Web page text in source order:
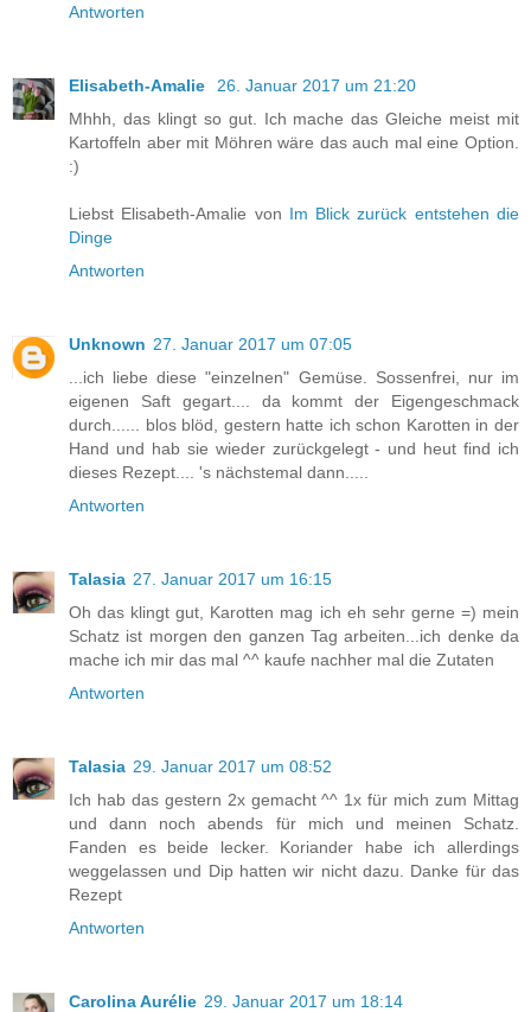
Antworten
Elisabeth-Amalie
26. Januar 2017 um 21:20
Mhhh, das klingt so gut. Ich mache das Gleiche meist mit
Kartoffeln aber mit Möhren wäre das auch mal eine Option.
:)
Liebst Elisabeth-Amalie von Im Blick zurück entstehen die
Dinge
Antworten
Unknown 27. Januar 2017 um 07:05
...ich liebe diese "einzelnen" Gemüse. Sossenfrei, nur im
eigenen Saft gegart.... da kommt der Eigengeschmack
durch...... blos blöd, gestern hatte ich schon Karotten in der
Hand und hab sie wieder zurückgelegt - und heut find ich
dieses Rezept.... 's nächstemal dann.....
Antworten
Talasia 27. Januar 2017 um 16:15
Oh das klingt gut, Karotten mag ich eh sehr gerne =) mein
Schatz ist morgen den ganzen Tag arbeiten...ich denke da
mache ich mir das mal ^^ kaufe nachher mal die Zutaten
Antworten
Talasia 29. Januar 2017 um 08:52
Ich hab das gestern 2x gemacht ^^ 1x für mich zum Mittag
und dann noch abends für mich und meinen Schatz.
Fanden es beide lecker. Koriander habe ich allerdings
weggelassen und Dip hatten wir nicht dazu. Danke für das
Rezept
Antworten
Carolina Aurélie 29. Januar 2017 um 18:14